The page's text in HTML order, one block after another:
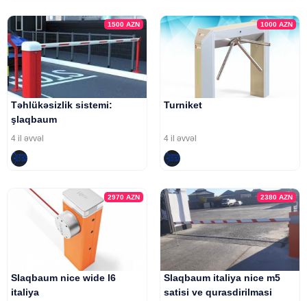
1500AZN
Təhlükəsizlik sistemi:
şlaqbaum
4 il əvvəl
1000 AZN
Turniket
4 il əvvəl
2970AZN
Slaqbaum nice wide l6
italiya
2380 AZN
Slaqbaum italiya nice m5
satisi ve qurasdirilmasi